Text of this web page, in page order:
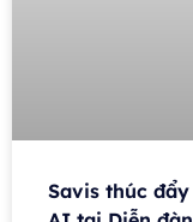
Savis thúc